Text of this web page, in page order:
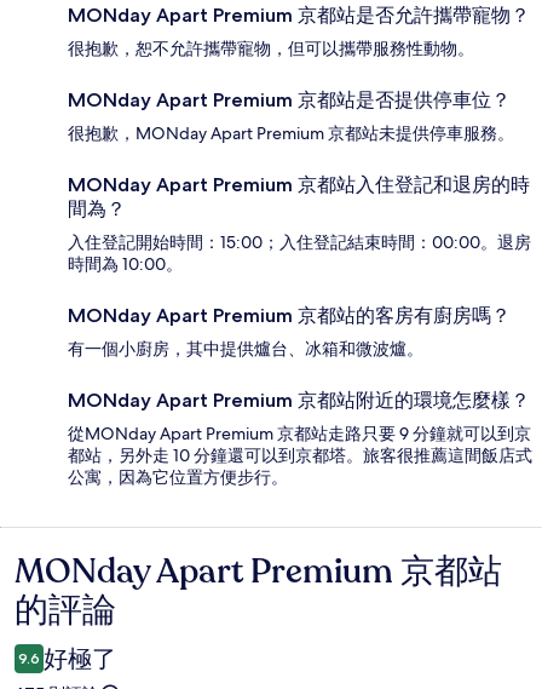
MONday Apart Premium 京都站是否允許攜帶寵物？
很抱歉，恕不允許攜帶寵物，但可以攜帶服務性動物。
MONday Apart Premium 京都站是否提供停車位？
很抱歉，MONday Apart Premium 京都站未提供停車服務。
MONday Apart Premium 京都站入住登記和退房的時
間為？
入住登記開始時間：15:00；入住登記結束時間：00:00。退房
時間為 10:00。
MONday Apart Premium 京都站的客房有廚房嗎？
有一個小廚房，其中提供爐台、冰箱和微波爐。
MONday Apart Premium 京都站附近的環境怎麼樣？
從MONday Apart Premium 京都站走路只要 9 分鐘就可以到京
都站，另外走 10 分鐘還可以到京都塔。旅客很推薦這間飯店式
公寓，因為它位置方便步行。
評
論
MONday Apart Premium 京都站
的評論
9.6 好極了